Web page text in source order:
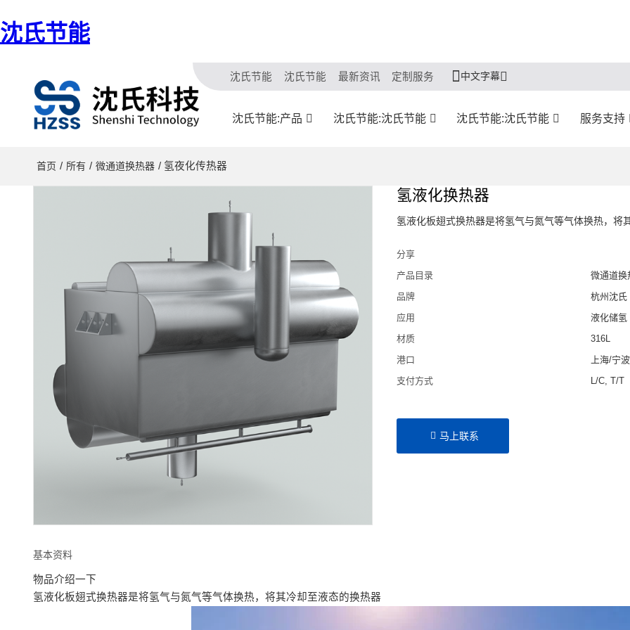
沈氏节能
沈氏节能 沈氏节能 最新资讯 定制服务 中文字幕
沈氏节能:产品 沈氏节能:沈氏节能 沈氏节能:沈氏节能 服务支持
首页 / 所有 / 微通道换热器 / 氢夜化传热器
氢液化换热器
氢液化板翅式换热器是将氢气与氮气等气体换热，将
分享
产品目录
微通道换
品牌
杭州沈氏
应用
液化储氢
材质
316L
港口
上海/宁波
支付方式
L/C, T/T
马上联系
基本资料
物品介绍一下
氢液化板翅式换热器是将氢气与氮气等气体换热，将其冷却至液态的换热器